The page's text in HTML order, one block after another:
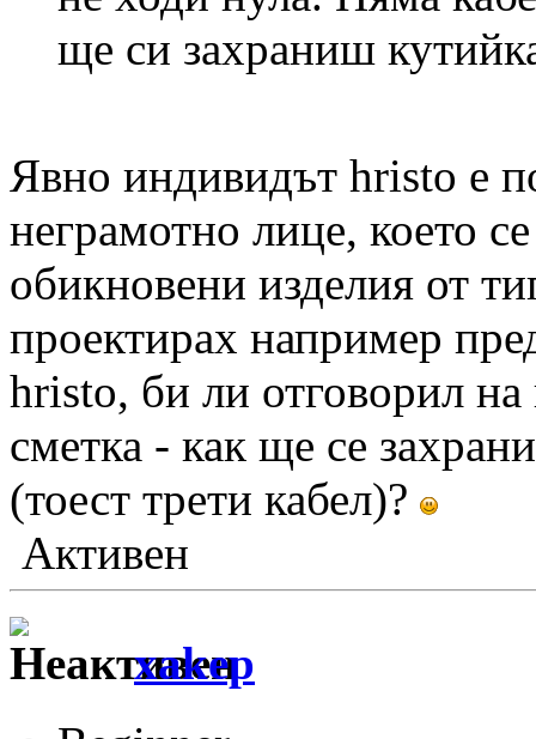
ще си захраниш
Явно индивидът hristo е
неграмотно лице, което
обикновени изделия от
проектирах например
hristo, би ли отговорил на
сметка - как ще се
(тоест трети кабел)?
Активен
xakep